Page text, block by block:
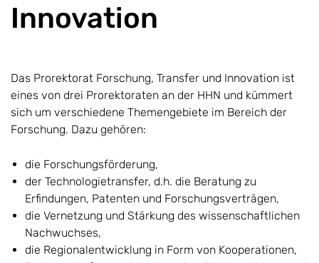
Innovation
Das Prorektorat Forschung, Transfer und Innovation ist
eines von drei Prorektoraten an der HHN und kümmert
sich um verschiedene Themengebiete im Bereich der
Forschung. Dazu gehören:
die Forschungsförderung,
der Technologietransfer, d.h. die Beratung zu
Erfindungen, Patenten und Forschungsverträgen,
die Vernetzung und Stärkung des wissenschaftlichen
Nachwuchses,
die Regionalentwicklung in Form von Kooperationen,